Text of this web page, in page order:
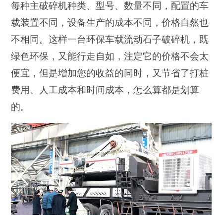
每种主破碎机种类、型号、数量不同，配置的车
载装置不同，设备生产的成本不同，价格自然也
不相同。这样一台环保车载流动石子破碎机，既
绿色环保，又能行走自如，注定它的价格不会太
便宜，但是增加您的收益的同时，又节省了打桩
费用、人工成本和时间成本，怎么算都是划算
的。